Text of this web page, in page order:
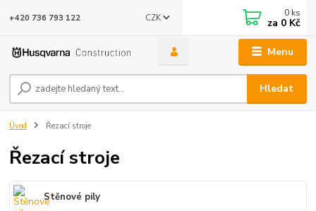
Menu
CZK
Hledat
+420 736 793 122 0 ks
za 0 Kč
Úvod Řezací stroje
Řezací stroje
Stěnové pily